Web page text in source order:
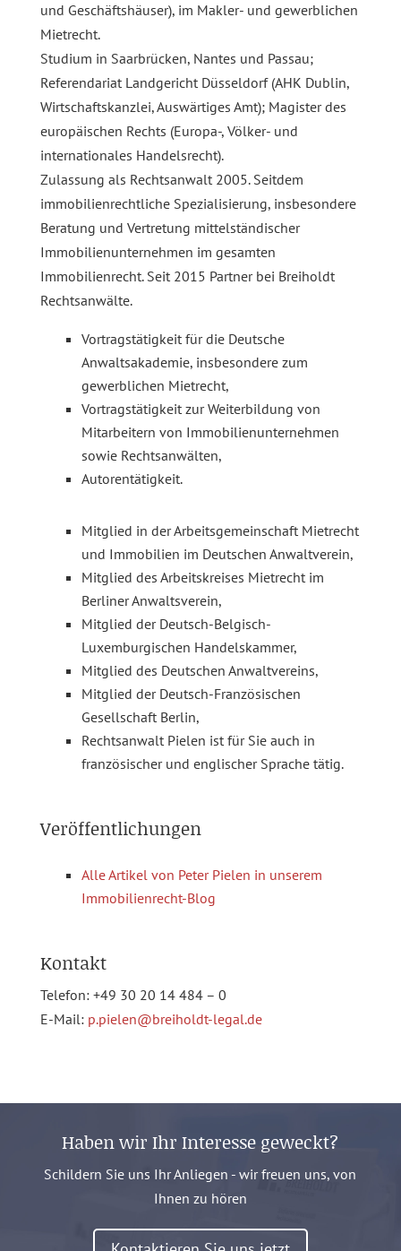
und Geschäftshäuser), im Makler- und gewerblichen
Mietrecht.
Studium in Saarbrücken, Nantes und Passau;
Referendariat Landgericht Düsseldorf (AHK Dublin,
Wirtschaftskanzlei, Auswärtiges Amt); Magister des
europäischen Rechts (Europa-, Völker- und
internationales Handelsrecht).
Zulassung als Rechtsanwalt 2005. Seitdem
immobilienrechtliche Spezialisierung, insbesondere
Beratung und Vertretung mittelständischer
Immobilienunternehmen im gesamten
Immobilienrecht. Seit 2015 Partner bei Breiholdt
Rechtsanwälte.
Vortragstätigkeit für die Deutsche
Anwaltsakademie, insbesondere zum
gewerblichen Mietrecht,
Vortragstätigkeit zur Weiterbildung von
Mitarbeitern von Immobilienunternehmen
sowie Rechtsanwälten,
Autorentätigkeit.
Mitglied in der Arbeitsgemeinschaft Mietrecht
und Immobilien im Deutschen Anwaltverein,
Mitglied des Arbeitskreises Mietrecht im
Berliner Anwaltsverein,
Mitglied der Deutsch-Belgisch-
Luxemburgischen Handelskammer,
Mitglied des Deutschen Anwaltvereins,
Mitglied der Deutsch-Französischen
Gesellschaft Berlin,
Rechtsanwalt Pielen ist für Sie auch in
französischer und englischer Sprache tätig.
Veröffentlichungen
Alle Artikel von Peter Pielen in unserem
Immobilienrecht-Blog
Kontakt
Telefon: +49 30 20 14 484 – 0
E-Mail: p.pielen@breiholdt-legal.de
Haben wir Ihr Interesse geweckt?
Schildern Sie uns Ihr Anliegen - wir freuen uns, von
Ihnen zu hören